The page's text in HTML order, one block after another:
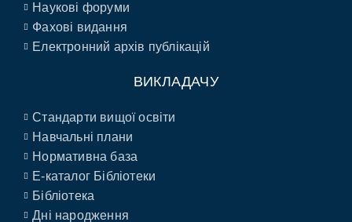
Наукові форуми
Фахові видання
Електронний архів публікацій
ВИКЛАДАЧУ
Стандарти вищої освіти
Навчальні плани
Нормативна база
E-каталог Бібліотеки
Бібліотека
Дні народження